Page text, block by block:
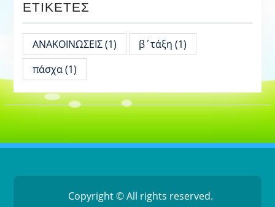
ΕΤΙΚΈΤΕΣ
ΑΝΑΚΟΙΝΩΣΕΙΣ(1) β΄τάξη (1)
πάσχα(1)
Copyright © All rights reserved.